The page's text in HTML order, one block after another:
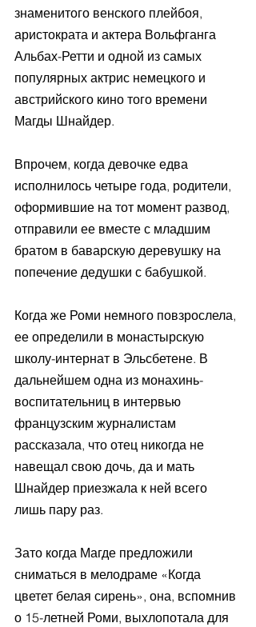
знаменитого венского плейбоя,
аристократа и актера Вольфганга
Альбах-Ретти и одной из самых
популярных актрис немецкого и
австрийского кино того времени
Магды Шнайдер.
Впрочем, когда девочке едва
исполнилось четыре года, родители,
оформившие на тот момент развод,
отправили ее вместе с младшим
братом в баварскую деревушку на
попечение дедушки с бабушкой.
Когда же Роми немного повзрослела,
ее определили в монастырскую
школу-интернат в Эльсбетене. В
дальнейшем одна из монахинь-
воспитательниц в интервью
французским журналистам
рассказала, что отец никогда не
навещал свою дочь, да и мать
Шнайдер приезжала к ней всего
лишь пару раз.
Зато когда Магде предложили
сниматься в мелодраме «Когда
цветет белая сирень», она, вспомнив
о 15-летней Роми, выхлопотала для